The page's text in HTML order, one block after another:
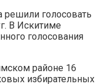
решили голосовать
В Искитиме
голосования
районе 16
избирательных